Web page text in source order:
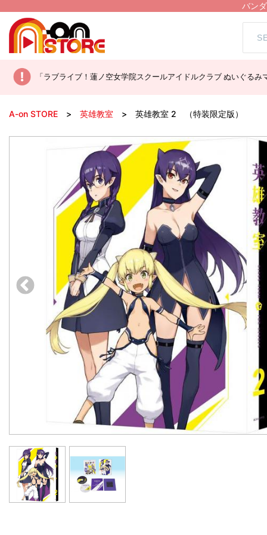
バン
「ラブライブ！蓮ノ空女学院スクールアイドルクラブ ぬいぐる
A-on STORE 英雄教室 英雄教室 2 （特装限定版）